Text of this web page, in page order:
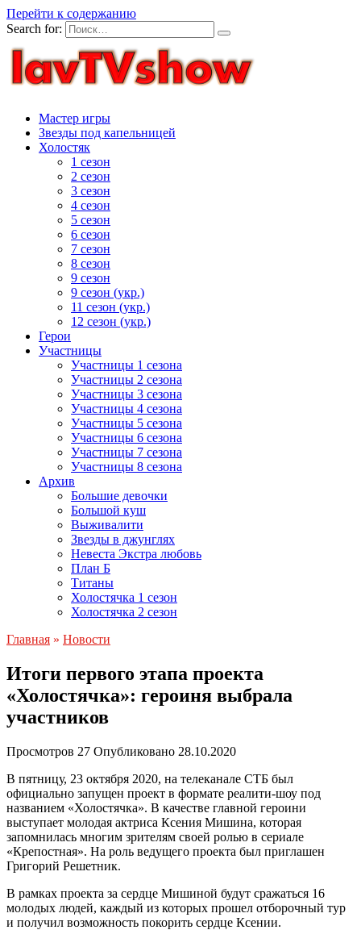
Перейти к содержанию
Search for:
Мастер игры
Звезды под капельницей
Холостяк
1 сезон
2 сезон
3 сезон
4 сезон
5 сезон
6 сезон
7 сезон
8 сезон
9 сезон
9 сезон (укр.)
11 сезон (укр.)
12 сезон (укр.)
Герои
Участницы
Участницы 1 сезона
Участницы 2 сезона
Участницы 3 сезона
Участницы 4 сезона
Участницы 5 сезона
Участницы 6 сезона
Участницы 7 сезона
Участницы 8 сезона
Архив
Большие девочки
Большой куш
Выживалити
Звезды в джунглях
Невеста Экстра любовь
План Б
Титаны
Холостячка 1 сезон
Холостячка 2 сезон
Главная » Новости
Итоги первого этапа проекта
«Холостячка»: героиня выбрала
участников
Просмотров 27 Опубликовано 28.10.2020
В пятницу, 23 октября 2020, на телеканале СТБ был
официально запущен проект в формате реалити-шоу под
названием «Холостячка». В качестве главной героини
выступает молодая актриса Ксения Мишина, которая
запомнилась многим зрителям своей ролью в сериале
«Крепостная». На роль ведущего проекта был приглашен
Григорий Решетник.
В рамках проекта за сердце Мишиной будут сражаться 16
молодых людей, каждый из которых прошел отборочный тур
и получил возможность покорить сердце Ксении.